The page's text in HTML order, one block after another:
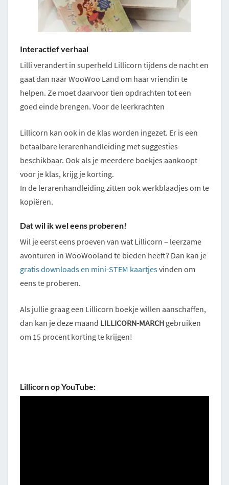
Interactief verhaal
Lilli verandert in superheld Lillicorn tijdens de nacht en
gaat dan naar WooWoo Land om haar vriendin te
helpen. Ze moet daarvoor tien opdrachten tot een
goed einde brengen. Voor de leerkrachten
Lillicorn kan ook in de klas worden ingezet. Er is een
betaalbare lerarenhandleiding met suggesties
beschikbaar. Ook als je meerdere boekjes aankoopt
voor je klas, krijg je korting.
In de lerarenhandleiding zitten ook werkblaadjes om te
kopiëren.
Dat wil ik wel eens proberen!
Wil je eerst eens proeven van wat Lillicorn – leerzame
avonturen in WooWooland te bieden heeft? Dan kan je
gratis downloads en mini-STEM kaartjesvinden om
eens te proberen.
Als jullie graag een Lillicorn boekje willen aanschaffen,
dan kan je deze maand LILLICORN-MARCH gebruiken
om 15 procent korting te krijgen!
Lillicorn op YouTube: